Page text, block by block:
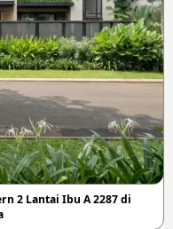
2 Lantai Ibu A 2287 di